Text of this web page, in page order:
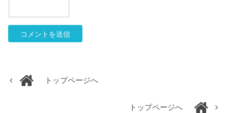
トップページへ
トップページへ